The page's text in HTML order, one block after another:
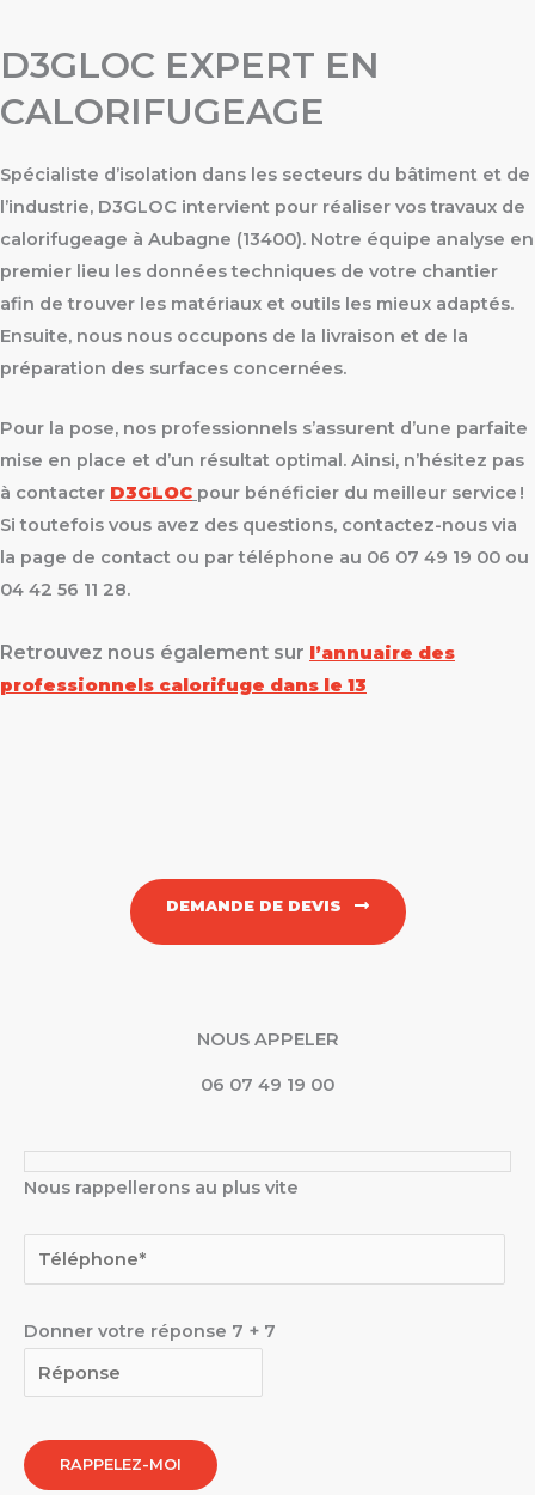
D3GLOC EXPERT EN
CALORIFUGEAGE
Spécialiste d’isolation dans les secteurs du bâtiment et de
l’industrie, D3GLOC intervient pour réaliser vos travaux de
calorifugeage à Aubagne (13400). Notre équipe analyse en
premier lieu les données techniques de votre chantier
afin de trouver les matériaux et outils les mieux adaptés.
Ensuite, nous nous occupons de la livraison et de la
préparation des surfaces concernées.
Pour la pose, nos professionnels s’assurent d’une parfaite
mise en place et d’un résultat optimal. Ainsi, n’hésitez pas
à contacter D3GLOC pour bénéficier du meilleur service !
Si toutefois vous avez des questions, contactez-nous via
la page de contact ou par téléphone au 06 07 49 19 00 ou
04 42 56 11 28.
Retrouvez nous également sur l’annuaire des
professionnels calorifuge dans le 13
DEMANDE DE DEVIS
NOUS APPELER
06 07 49 19 00
Nous rappellerons au plus vite
Donner votre réponse 7 + 7